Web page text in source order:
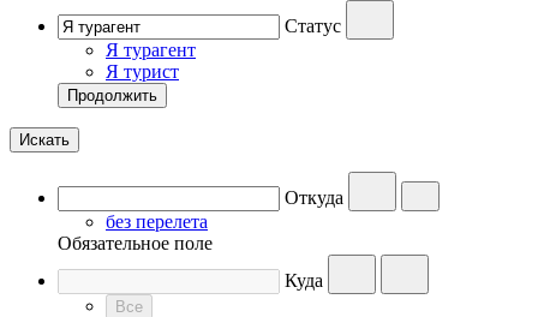
Статус
Я турагент
Я турист
Продолжить
Искать
Откуда
без перелета
Обязательное поле
Куда
Все